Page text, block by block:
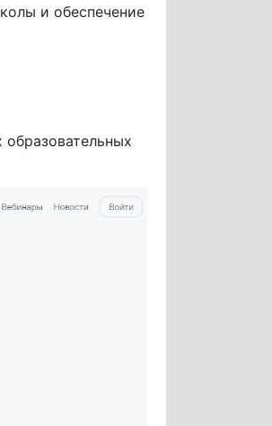
и обеспечение